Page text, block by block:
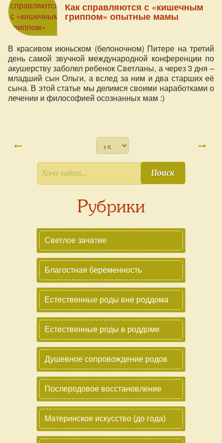
Как справляются с «кишечным
гриппом» опытные мамы
В красивом июньском (белоночном) Питере на третий
день самой звучной международной конференции по
акушерству заболел ребенок Светланы, а через 3 дня –
младший сын Ольги, а вслед за ним и два старших её
сына. В этой статье мы делимся своими наработками о
лечении и философией осознанных мам :)
Поиск
Рубрики
Светлое зачатие
Благостная беременность
Естественные роды вне роддома
Естественные роды в роддоме
Душевное сопровождение родов
Послеродовое восстановление
Материнское искусство (до года)